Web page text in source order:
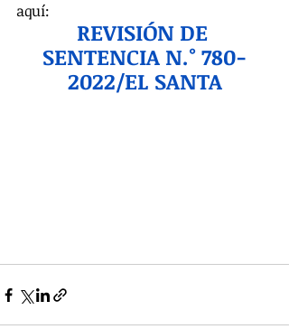
aquí:
REVISIÓN DE
SENTENCIA N.° 780-
2022/EL SANTA